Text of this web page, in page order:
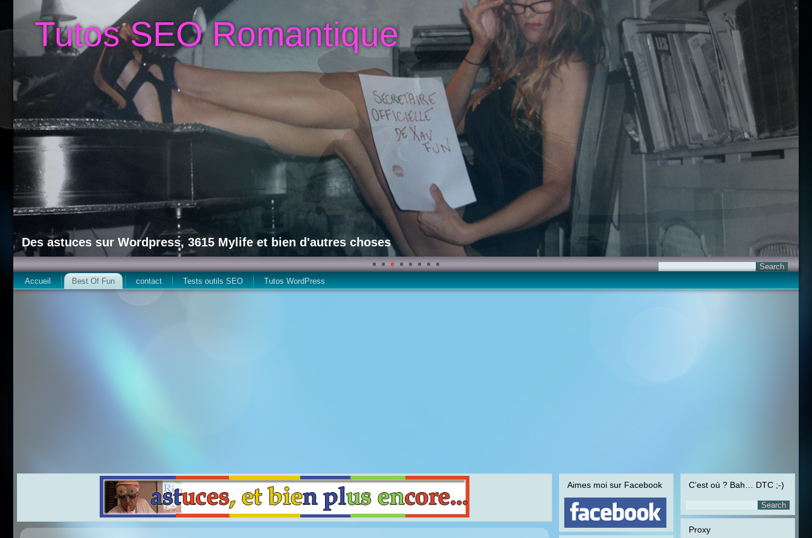
Tutos SEO Romantique
Des astuces sur Wordpress, 3615 Mylife et bien d'autres choses
Accueil Best Of Fun contact Tests outils SEO Tutos WordPress
Aimes moi sur Facebook C’est où ? Bah… DTC ;-)
Proxy